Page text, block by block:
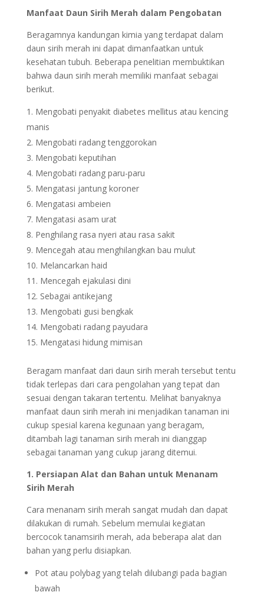
Manfaat Daun Sirih Merah dalam Pengobatan
Beragamnya kandungan kimia yang terdapat dalam
daun sirih merah ini dapat dimanfaatkan untuk
kesehatan tubuh. Beberapa penelitian membuktikan
bahwa daun sirih merah memiliki manfaat sebagai
berikut.
Mengobati penyakit diabetes mellitus atau kencing
manis
Mengobati radang tenggorokan
Mengobati keputihan
Mengobati radang paru-paru
Mengatasi jantung koroner
Mengatasi ambeien
Mengatasi asam urat
Penghilang rasa nyeri atau rasa sakit
Mencegah atau menghilangkan bau mulut
Melancarkan haid
Mencegah ejakulasi dini
Sebagai antikejang
Mengobati gusi bengkak
Mengobati radang payudara
Mengatasi hidung mimisan
Beragam manfaat dari daun sirih merah tersebut tentu
tidak terlepas dari cara pengolahan yang tepat dan
sesuai dengan takaran tertentu. Melihat banyaknya
manfaat daun sirih merah ini menjadikan tanaman ini
cukup spesial karena kegunaan yang beragam,
ditambah lagi tanaman sirih merah ini dianggap
sebagai tanaman yang cukup jarang ditemui.
1. Persiapan Alat dan Bahan untuk Menanam
Sirih Merah
Cara menanam sirih merah sangat mudah dan dapat
dilakukan di rumah. Sebelum memulai kegiatan
bercocok tanamsirih merah, ada beberapa alat dan
bahan yang perlu disiapkan.
Pot atau polybag yang telah dilubangi pada bagian
bawah